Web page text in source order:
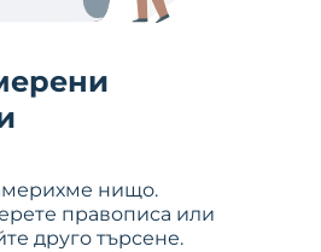
нищо.
правописа или
друго търсене.